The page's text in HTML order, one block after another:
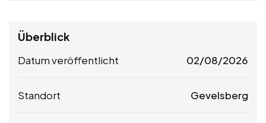
Überblick
Datum veröffentlicht 02/08/2026
Standort Gevelsberg